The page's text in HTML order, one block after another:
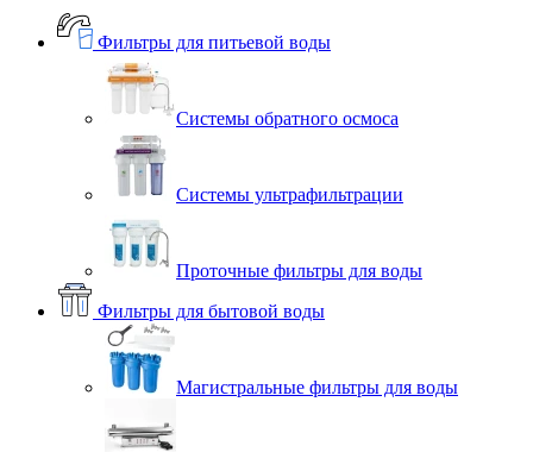
Фильтры для питьевой воды
Системы обратного осмоса
Системы ультрафильтрации
Проточные фильтры для воды
Фильтры для бытовой воды
Магистральные фильтры для воды